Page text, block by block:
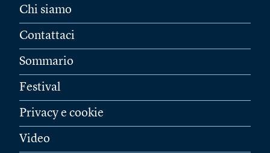
Chi siamo
Contattaci
Sommario
Festival
Privacy e cookie
Video